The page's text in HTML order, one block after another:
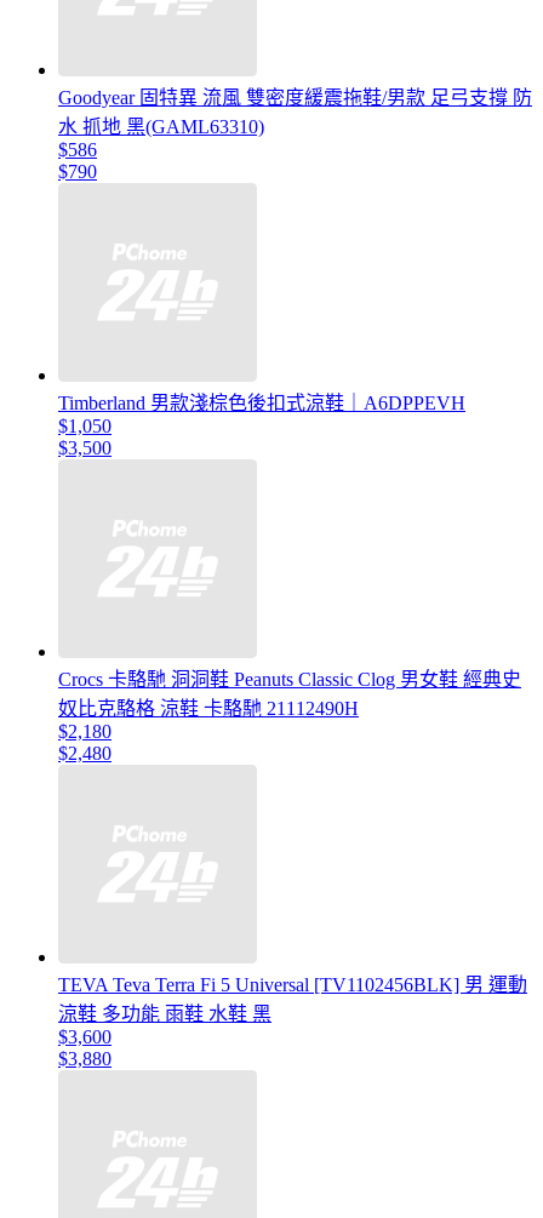
Goodyear 固特異 流風 雙密度緩震拖鞋/男款 足弓支撐 防
水 抓地 黑(GAML63310)
$586
$790
Timberland 男款淺棕色後扣式涼鞋｜A6DPPEVH
$1,050
$3,500
Crocs 卡駱馳 洞洞鞋 Peanuts Classic Clog 男女鞋 經典史
奴比克駱格 涼鞋 卡駱馳 21112490H
$2,180
$2,480
TEVA Teva Terra Fi 5 Universal [TV1102456BLK] 男 運動
涼鞋 多功能 雨鞋 水鞋 黑
$3,600
$3,880